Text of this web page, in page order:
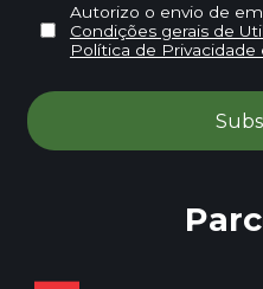
Autorizo o envio de
Condições gerais de
Política de